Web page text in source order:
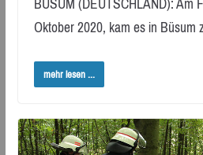
Oktober 2020, kam es in Büsum
mehr lesen ...